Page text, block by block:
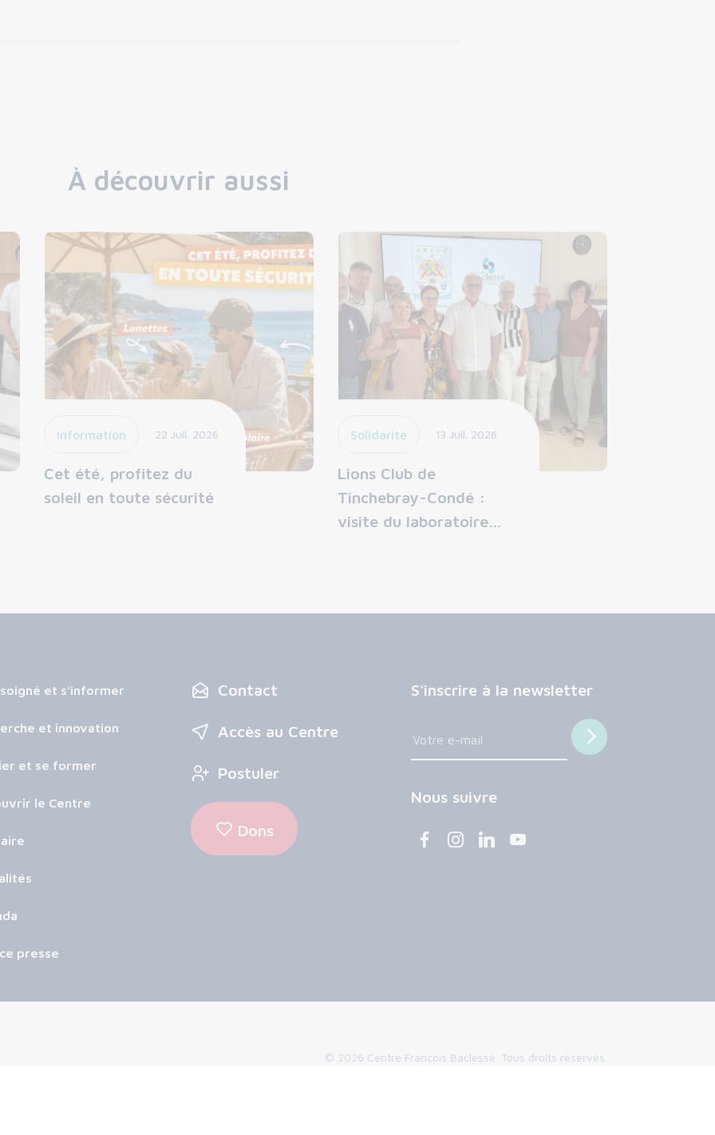
À découvrir aussi
Information 22 Juil. 2026
Cet été, profitez du
soleil en toute sécurité
Solidarité 13 Juil. 2026
Lions Club de
Tinchebray-Condé :
visite du laboratoire…
et s’informer
et innovation
et se former
le Centre
presse
Contact
Accès au Centre
Postuler
Dons
S'inscrire à la newsletter
Nous suivre
© 2026 Centre François Baclesse. Tous droits réservés.